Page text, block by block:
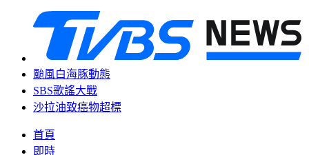
颱風白海豚動態
SBS歌謠大戰
沙拉油致癌物超標
首頁
即時